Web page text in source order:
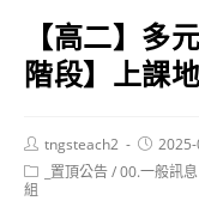
【高二】多
階段】上課
Post
author:
tngsteach2
Post
published:
Post
category:
_置頂公告/00.一般訊息
組